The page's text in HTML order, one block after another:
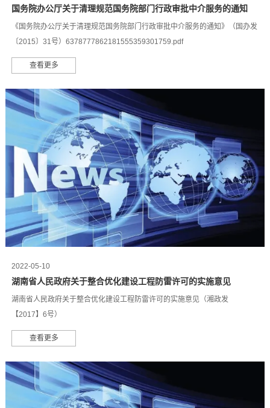
国务院办公厅关于清理规范国务院部门行政审批中介服务的通知
《国务院办公厅关于清理规范国务院部门行政审批中介服务的通知》（国办发
〔2015〕31号）6378777862181555359301759.pdf
查看更多
2022-05-10
湖南省人民政府关于整合优化建设工程防雷许可的实施意见
湖南省人民政府关于整合优化建设工程防雷许可的实施意见（湘政发
【2017】6号）
查看更多